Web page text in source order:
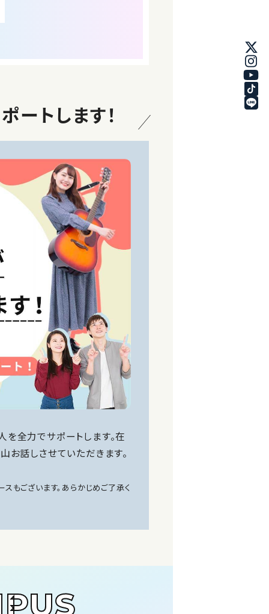
ートします！
全力でサポートします。在
お話しさせていただきます。
ございます。あらかじめご了承く